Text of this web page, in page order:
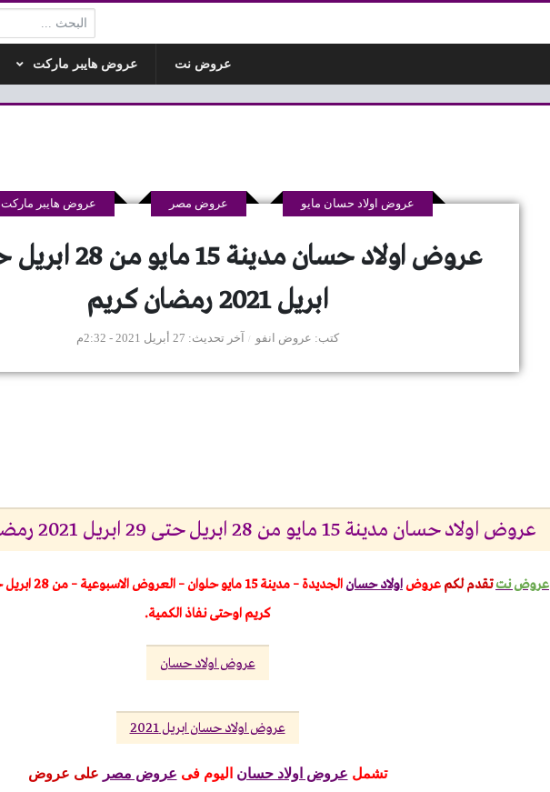
البحث:
عروض نت عروض هايبر ماركت
ابريل 2021 رمضان كريم
كتب عروض انفو
عروض اولاد حسان مايو عروض مصر عروض هايبر ماركت
آخر تحديث 27 أبريل 2021 - 2:32م
عروض اولاد حسان مدينة 15 مايو من 28 ابريل حتى 29 ابريل 2021 رمضان كريم
عروض نتتقدم لكم عروض اولاد حسان الجديدة – مدينة 15 مايو
كريم اوحتى نفاذ الكمية.
عروض اولاد حسان
عروض اولاد حسان ابريل 2021
تشمل عروض اولاد حسان اليومفى عروض مصر على عروض